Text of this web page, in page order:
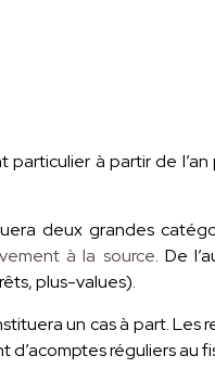
à partir de
deux grandes
à la source. De
plus-values).
un cas à part.
réguliers au